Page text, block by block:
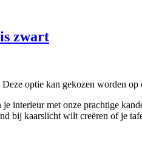
zwart
optie kan gekozen worden op
interieur met onze prachtige
bij kaarslicht wilt creëren of je